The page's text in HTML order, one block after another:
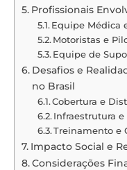
Profissionais
Equipe Médica
Motoristas e
Equipe de
Desafios e
no Brasil
Cobertura e
Infraestrutura e
Treinamento e
Impacto Social e
Considerações